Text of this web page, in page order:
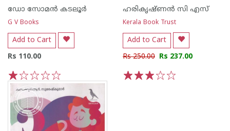
ഡോ സോമന്‍ കടലൂര്‍
G V Books
Add to Cart
Rs 110.00
5
4
1
ഹരികൃഷ്ണൻ സി എസ്
Kerala Book Trust
Add to Cart
Rs 250.00 Rs 237.00